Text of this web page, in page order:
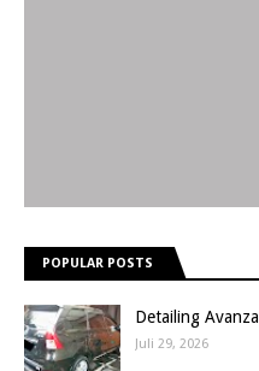
POPULAR POSTS
Detailing Avanza
Juli 29, 2026